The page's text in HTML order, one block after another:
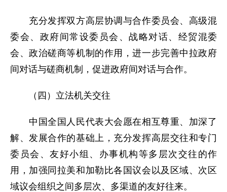
充分发挥双方高层协调与合作委员会、高级混
委会、政府间常设委员会、战略对话、经贸混委
会、政治磋商等机制的作用，进一步完善中拉政府
间对话与磋商机制，促进政府间对话与合作。
（四）立法机关交往
中国全国人民代表大会愿在相互尊重、加深了
解、发展合作的基础上，充分发挥高层交往和专门
委员会、友好小组、办事机构等多层次交往的作
用，加强同拉美和加勒比各国议会以及区域、次区
域议会组织之间多层次、多渠道的友好往来。